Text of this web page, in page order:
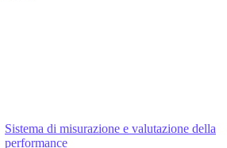
Sistema di misurazione e valutazione della
performance